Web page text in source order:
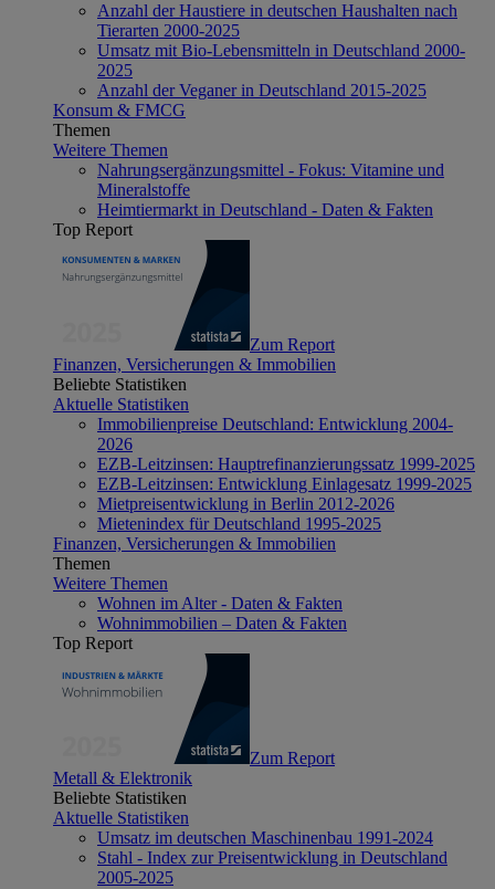
Anzahl der Haustiere in deutschen Haushalten nach
Tierarten 2000-2025
Umsatz mit Bio-Lebensmitteln in Deutschland 2000-
2025
Anzahl der Veganer in Deutschland 2015-2025
Konsum & FMCG
Themen
Weitere Themen
Nahrungsergänzungsmittel - Fokus: Vitamine und
Mineralstoffe
Heimtiermarkt in Deutschland - Daten & Fakten
Top Report
Zum Report
Finanzen, Versicherungen & Immobilien
Beliebte Statistiken
Aktuelle Statistiken
Immobilienpreise Deutschland: Entwicklung 2004-
2026
EZB-Leitzinsen: Hauptrefinanzierungssatz 1999-2025
EZB-Leitzinsen: Entwicklung Einlagesatz 1999-2025
Mietpreisentwicklung in Berlin 2012-2026
Mietenindex für Deutschland 1995-2025
Finanzen, Versicherungen & Immobilien
Themen
Weitere Themen
Wohnen im Alter - Daten & Fakten
Wohnimmobilien – Daten & Fakten
Top Report
Zum Report
Metall & Elektronik
Beliebte Statistiken
Aktuelle Statistiken
Umsatz im deutschen Maschinenbau 1991-2024
Stahl - Index zur Preisentwicklung in Deutschland
2005-2025